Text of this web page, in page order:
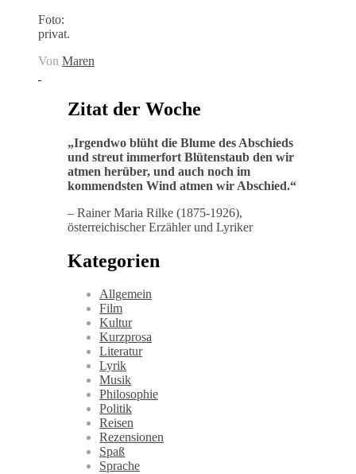
Foto:
privat.
Von Maren
Zitat der Woche
„Irgendwo blüht die Blume des Abschieds
und streut immerfort Blütenstaub den wir
atmen herüber, und auch noch im
kommendsten Wind atmen wir Abschied.“
– Rainer Maria Rilke (1875-1926),
österreichischer Erzähler und Lyriker
Kategorien
Allgemein
Film
Kultur
Kurzprosa
Literatur
Lyrik
Musik
Philosophie
Politik
Reisen
Rezensionen
Spaß
Sprache